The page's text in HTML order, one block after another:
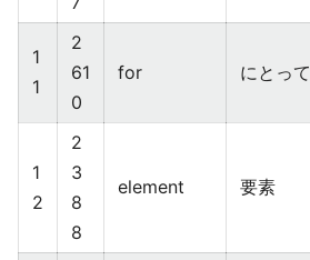
1
1
2
61
0
for にとって
1
2
2
3
8
8
element 要素